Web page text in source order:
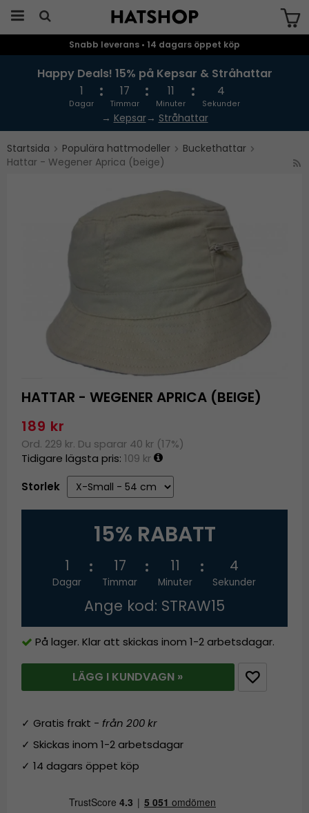
Snabb leverans • 14 dagars öppet köp
Happy Deals! 15% på Kepsar & Stråhattar
1
Dagar
17
Timmar
11
Minuter
3
Sekunder
→ Kepsar→ Stråhattar
Startsida Populära hattmodeller
Buckethattar
Hattar - Wegener Aprica (beige)
HATTAR - WEGENER APRICA (BEIGE)
189 kr
Ord. 229 kr. Du sparar 40 kr (17%)
Tidigare lägsta pris:109 kr
Storlek
15% RABATT
1
Dagar
17
Timmar
11
Minuter
3
Sekunder
Ange kod: STRAW15
På lager. Klar att skickas inom 1-2 arbetsdagar.
LÄGG I KUNDVAGN »
✓ Gratis frakt -från 200 kr
✓ Skickas inom 1-2 arbetsdagar
✓ 14 dagars öppet köp